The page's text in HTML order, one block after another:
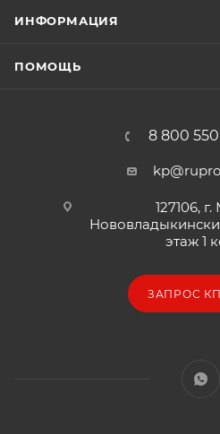
ИНФОРМАЦИЯ
ПОМОЩЬ
8 800
127106,
этаж 1
ЗАПРОС КП